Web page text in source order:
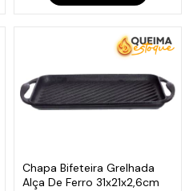
Chapa Bifeteira Grelhada
Alça De Ferro 31x21x2,6cm